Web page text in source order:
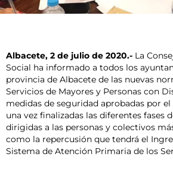
Albacete, 2 de julio de 2020.- La
Social ha informado a todos los
provincia de Albacete de las nuevas
Servicios de Mayores y Personas con
medidas de seguridad aprobadas por
una vez finalizadas las diferentes fases
dirigidas a las personas y colectivos
como la repercusión que tendrá el
Sistema de Atención Primaria de los